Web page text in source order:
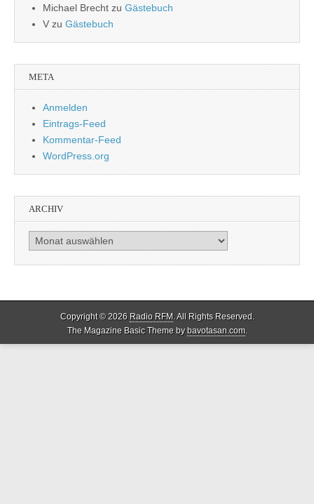
Michael Brecht zu Gästebuch
Vzu Gästebuch
META
Anmelden
Eintrags-Feed
Kommentar-Feed
WordPress.org
ARCHIV
Archiv
Copyright © 2026 Radio RFM. All Rights Reserved.
The Magazine Basic Theme bybavotasan.com.